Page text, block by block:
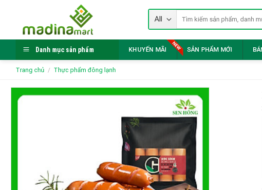
content
Tìm
Danh mục sản phẩm KHUYẾN MÃI SẢN PHẨM MỚI
Trang chủ / Thực phẩm đông lạnh